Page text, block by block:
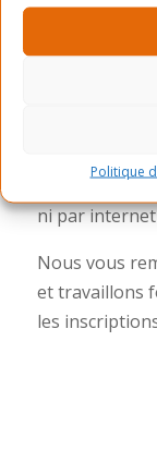
Politique
Notre
problème
Notez qu’il
ni par
Nous vous
et travaillons
les